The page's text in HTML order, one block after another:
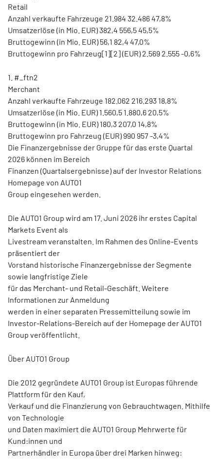
Retail
Anzahl verkaufte Fahrzeuge 21.984 32.486 47,8%
Umsatzerlöse (in Mio. EUR) 382,4 556,5 45,5%
Bruttogewinn (in Mio. EUR) 56,1 82,4 47,0%
Bruttogewinn pro Fahrzeug[1][2] (EUR) 2.569 2.555 -0,6%
1. #_ftn2
Merchant
Anzahl verkaufte Fahrzeuge 182.062 216.293 18,8%
Umsatzerlöse (in Mio. EUR) 1.560,5 1.880,6 20,5%
Bruttogewinn (in Mio. EUR) 180,3 207,0 14,8%
Bruttogewinn pro Fahrzeug (EUR) 990 957 -3,4%
Die Finanzergebnisse der Gruppe für das erste Quartal
2026 können im Bereich
Finanzen (Quartalsergebnisse) auf der Investor Relations
Homepage von AUTO1
Group eingesehen werden.
Die AUTO1 Group wird am 17. Juni 2026 ihr erstes Capital
Markets Event als
Livestream veranstalten. Im Rahmen des Online-Events
präsentiert der
Vorstand historische Finanzergebnisse der Segmente
sowie langfristige Ziele
für das Merchant- und Retail-Geschäft. Weitere
Informationen zur Anmeldung
werden in einer separaten Pressemitteilung sowie im
Investor-Relations-Bereich auf der Homepage der AUTO1
Group veröffentlicht.
Über AUTO1 Group
Die 2012 gegründete AUTO1 Group ist Europas führende
Plattform für den Kauf,
Verkauf und die Finanzierung von Gebrauchtwagen. Mithilfe
von Technologie
und Daten maximiert die AUTO1 Group Mehrwerte für
Kund:innen und
Partnerhändler in Europa über drei Marken hinweg: